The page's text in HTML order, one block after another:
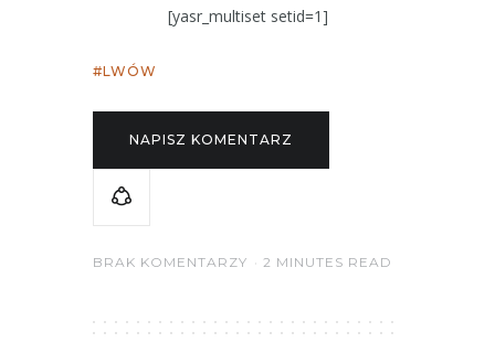
[yasr_multiset setid=1]
LWÓW
NAPISZ KOMENTARZ
BRAK KOMENTARZY 2 MINUTES READ